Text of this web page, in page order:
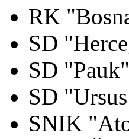
RK
SD
SD
SD
SNIK